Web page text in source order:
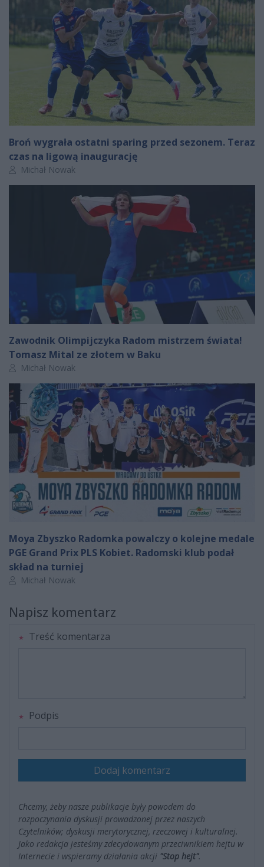
Broń wygrała ostatni sparing przed sezonem. Teraz
czas na ligową inaugurację
Autor artykułu:
Michał Nowak
Zawodnik Olimpijczyka Radom mistrzem świata!
Tomasz Mital ze złotem w Baku
Autor artykułu:
Michał Nowak
Moya Zbyszko Radomka powalczy o kolejne medale
PGE Grand Prix PLS Kobiet. Radomski klub podał
skład na turniej
Autor artykułu:
Michał Nowak
Napisz komentarz
Treść komentarza
Podpis
Dodaj komentarz
Chcemy, żeby nasze publikacje były powodem do
rozpoczynania dyskusji prowadzonej przez naszych
Czytelników; dyskusji merytorycznej, rzeczowej i kulturalnej.
Jako redakcja jesteśmy zdecydowanym przeciwnikiem hejtu w
Internecie i wspieramy działania akcji "Stop hejt".